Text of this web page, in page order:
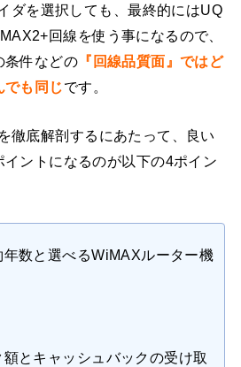
ダを選択しても、最終的にはUQ
回線を使う事になるので、
条件などの 『回線品質面』ではど
でも同じです。
徹底解剖するにあたって、良い
ントになるのが以下の4ポイン
数と選べるWiMAXルーター機
とキャッシュバックの受け取